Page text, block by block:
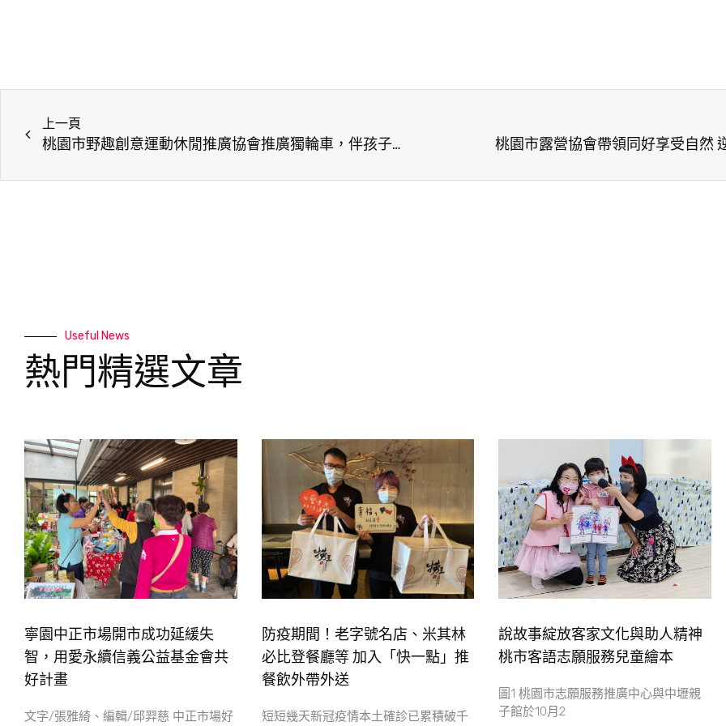
上一頁
桃園市野趣創意運動休閒推廣協會推廣獨輪車，伴孩子實踐夢想 桃園市露營協會帶領同好享受自然
Useful News
熱門精選文章
寧園中正市場開市成功延緩失
智，用愛永續信義公益基金會共
好計畫
文字/張雅綺、編輯/邱羿慈 中正市場好
防疫期間！老字號名店、米其林
必比登餐廳等 加入「快一點」推
餐飲外帶外送
短短幾天新冠疫情本土確診已累積破千
說故事綻放客家文化與助人精神
桃市客語志願服務兒童繪本
圖1 桃園市志願服務推廣中心與中壢親
子館於10月2